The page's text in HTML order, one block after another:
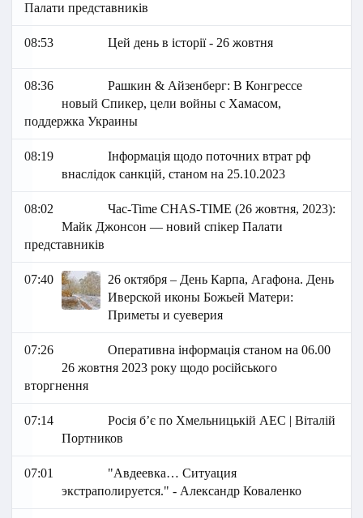
Палати представників
08:53 Цей день в історії - 26 жовтня
08:36
Рашкин & Айзенберг: В Конгрессе
новый Спикер, цели войны с Хамасом,
поддержка Украины
08:19
Інформація щодо поточних втрат рф
внаслідок санкцій, станом на 25.10.2023
08:02
Час-Time CHAS-TIME (26 жовтня, 2023):
Майк Джонсон — новий спікер Палати
представників
07:40
26 октября – День Карпа, Агафона. День
Иверской иконы Божьей Матери:
Приметы и суеверия
07:26
Оперативна інформація станом на 06.00
26 жовтня 2023 року щодо російського
вторгнення
07:14
Росія бʼє по Хмельницькій АЕС | Віталій
Портников
07:01
"Авдеевка… Ситуация
экстраполируется." - Александр Коваленко